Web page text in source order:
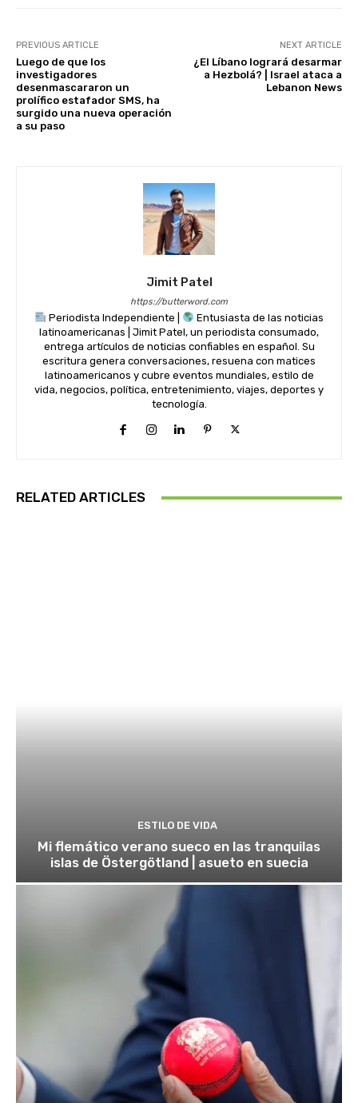
PREVIOUS ARTICLE
Luego de que los
investigadores
desenmascararon un
prolífico estafador SMS, ha
surgido una nueva operación
a su paso
NEXT ARTICLE
¿El Líbano logrará desarmar
a Hezbolá? | Israel ataca a
Lebanon News
Jimit Patel
https://butterword.com
Periodista Independiente |
Entusiasta de las noticias
latinoamericanas | Jimit Patel, un periodista consumado,
entrega artículos de noticias confiables en español. Su
escritura genera conversaciones, resuena con matices
latinoamericanos y cubre eventos mundiales, estilo de
vida, negocios, política, entretenimiento, viajes, deportes y
tecnología.
RELATED ARTICLES
ESTILO DE VIDA
Mi flemático verano sueco en las tranquilas
islas de Östergötland | asueto en suecia